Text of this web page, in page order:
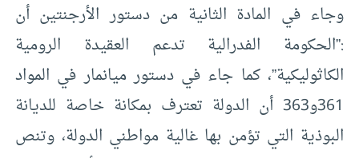
وجاء في المادة الثانية من دستور الأرجنتين أن
:”الحكومة الفدرالية تدعم العقيدة الرومية
الكاثوليكية”، كما جاء في دستور ميانمار في المواد
361و363 أن الدولة تعترف بمكانة خاصة للديانة
البوذية التي تؤمن بها غالية مواطني الدولة، وتنص